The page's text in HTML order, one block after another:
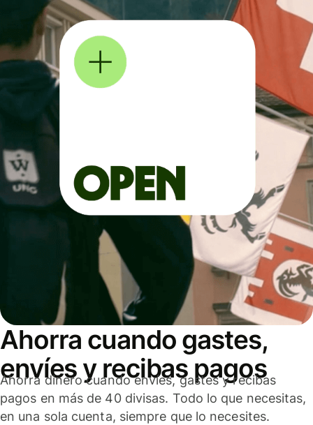
Ahorra cuando gastes,
envíes y recibas pagos
Ahorra dinero cuando envíes, gastes y recibas
pagos en más de 40 divisas. Todo lo que necesitas,
en una sola cuenta, siempre que lo necesites.